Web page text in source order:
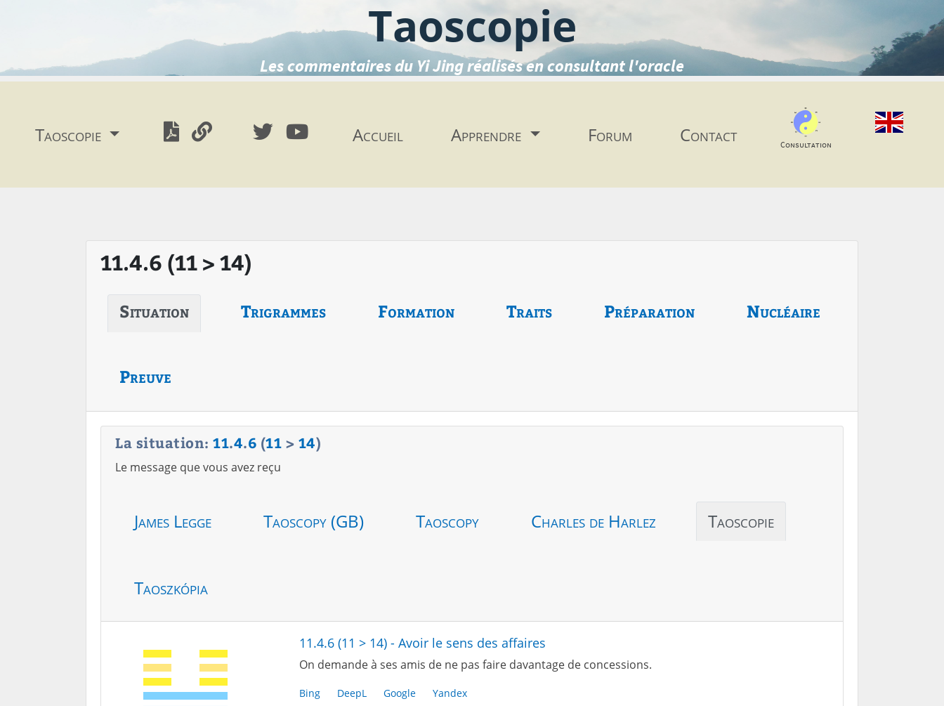
Taoscopie
Les commentaires du Yi Jing réalisés en consultant l'oracle
Taoscopie Accueil Apprendre Forum Contact Consultation
11.4.6 (11 > 14)
Situation Trigrammes Formation Traits Préparation Nucléaire
Preuve
La situation: 11.4.6 (11 > 14)
Le message que vous avez reçu
James Legge Taoscopy (GB) Taoscopy Charles de Harlez Taoscopie
Taoszkópia
11.4.6 (11 > 14) - Avoir le sens des affaires
On demande à ses amis de ne pas faire davantage de concessions.
Bing DeepL Google Yandex